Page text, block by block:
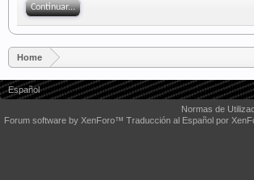
Continuar...
Home
Español
Normas de
Forum software by XenForo™ Traducción al Español por